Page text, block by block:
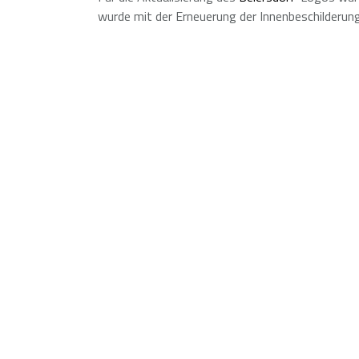
wurde mit der Erneuerung der